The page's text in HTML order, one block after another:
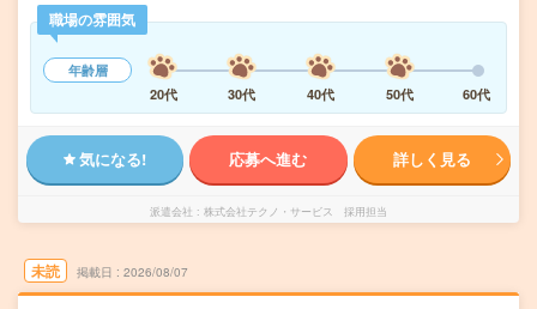
職場の雰囲気
年齢層
20代
30代 40代 50代 60代
気になる! 応募へ進む 詳しく見る
派遣会社 株式会社テクノ・サービス 採用担当
未読 掲載日 2026/08/07